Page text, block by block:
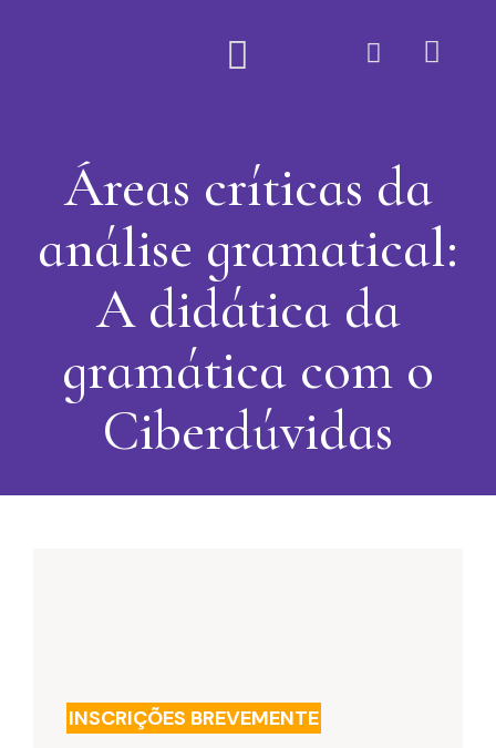
Áreas críticas da
análise gramatical:
A didática da
gramática com o
Ciberdúvidas
INSCRIÇÕES BREVEMENTE